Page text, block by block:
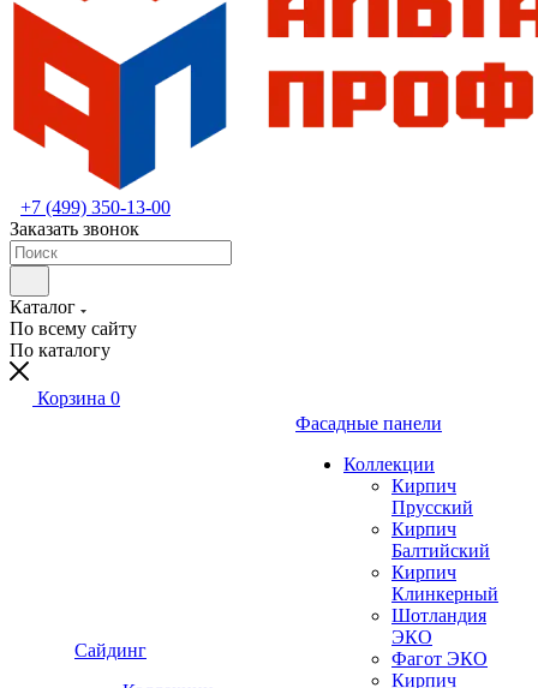
+7 (499) 350-13-00
Заказать звонок
Каталог
По всему сайту
По каталогу
Корзина 0
Сайдинг
Фасадные панели
Коллекции
Кирпич
Прусский
Кирпич
Балтийский
Кирпич
Клинкерный
Шотландия
ЭКО
Фагот ЭКО
Кирпич